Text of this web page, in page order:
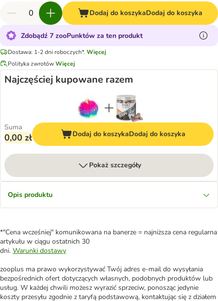
Dodaj do koszykaDodaj do koszyka
Zdobądź 7 zooPunktów za ten produkt
Dostawa: 1-2 dni roboczych*. Więcej
Polityka zwrotówWięcej
Najczęściej kupowane razem
Suma
0,00 zł Dodaj do koszykaDodaj do koszyka
Pokaż szczegóły
Opis produktu
*"Cena wcześniej" komunikowana na banerze = najniższa cena regularna
artykułu w ciągu ostatnich 30
dni. Warunki dostawy
zooplus ma prawo wykorzystywać Twój adres e-mail do wysyłania
bezpośrednich ofert dotyczących własnych, podobnych produktów lub
usług. W każdej chwili możesz wyrazić sprzeciw, ponosząc jedynie
koszty przesyłu zgodnie z taryfą podstawową, kontaktując się z działem